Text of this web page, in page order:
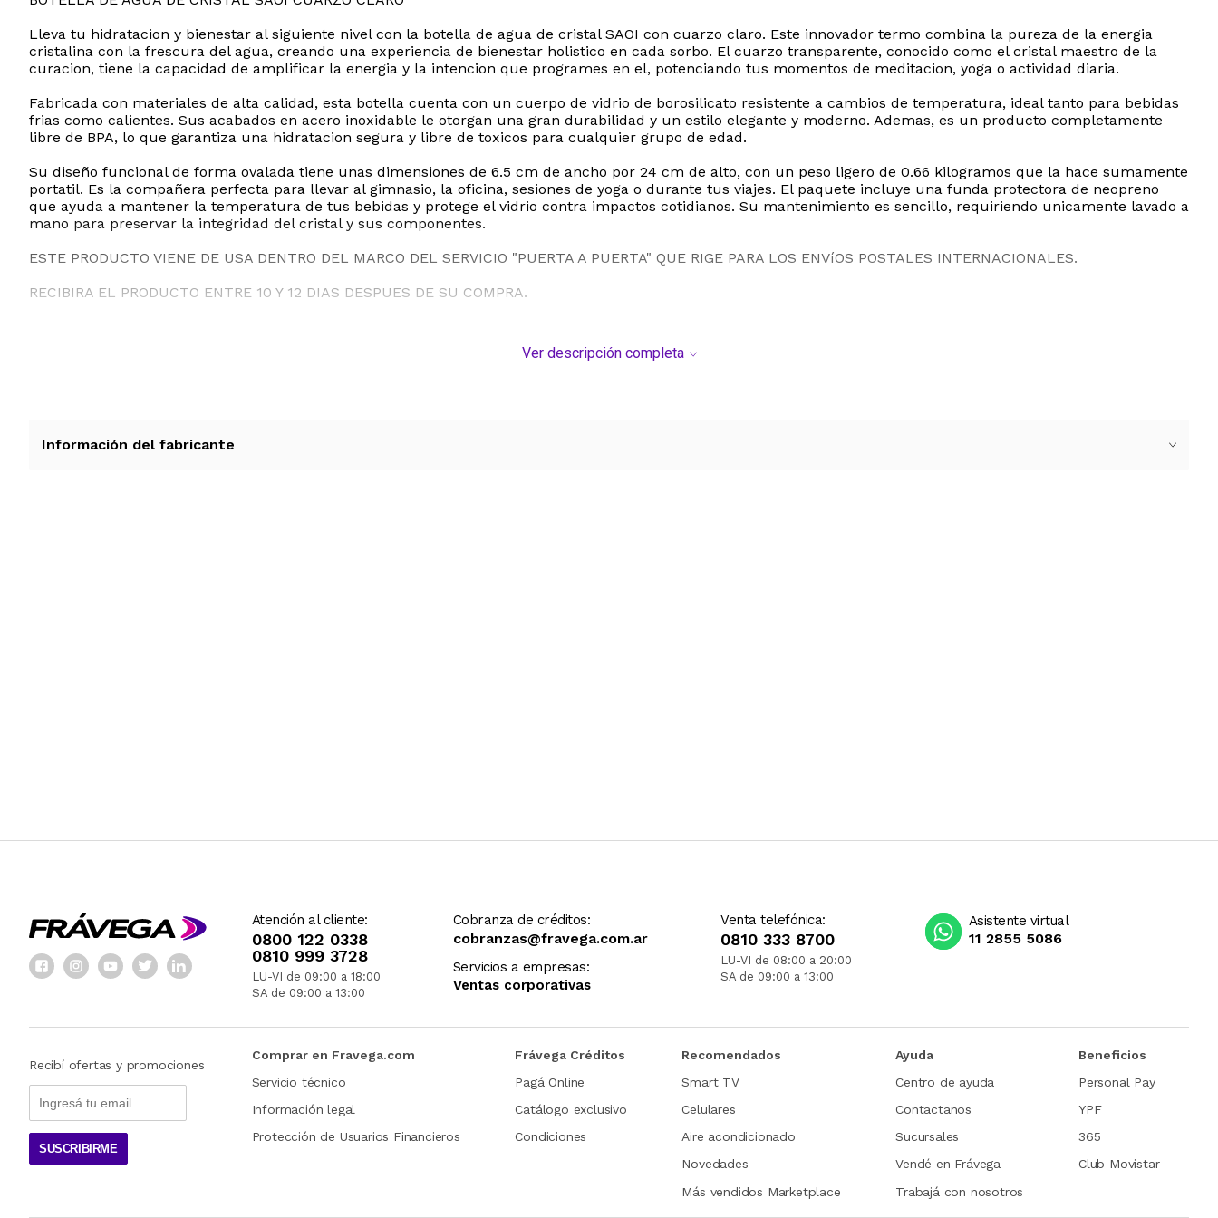
Lleva tu hidratacion y bienestar al siguiente nivel con la botella de agua de cristal SAOI con cuarzo claro. Este innovador termo combina la pureza de la energia
cristalina con la frescura del agua, creando una experiencia de bienestar holistico en cada sorbo. El cuarzo transparente, conocido como el cristal maestro de la
curacion, tiene la capacidad de amplificar la energia y la intencion que programes en el, potenciando tus momentos de meditacion, yoga o actividad diaria.
Fabricada con materiales de alta calidad, esta botella cuenta con un cuerpo de vidrio de borosilicato resistente a cambios de temperatura, ideal tanto para bebidas
frias como calientes. Sus acabados en acero inoxidable le otorgan una gran durabilidad y un estilo elegante y moderno. Ademas, es un producto completamente
libre de BPA, lo que garantiza una hidratacion segura y libre de toxicos para cualquier grupo de edad.
Su diseño funcional de forma ovalada tiene unas dimensiones de 6.5 cm de ancho por 24 cm de alto, con un peso ligero de 0.66 kilogramos que la hace sumamente
portatil. Es la compañera perfecta para llevar al gimnasio, la oficina, sesiones de yoga o durante tus viajes. El paquete incluye una funda protectora de neopreno
que ayuda a mantener la temperatura de tus bebidas y protege el vidrio contra impactos cotidianos. Su mantenimiento es sencillo, requiriendo unicamente lavado a
mano para preservar la integridad del cristal y sus componentes.
ESTE PRODUCTO VIENE DE USA DENTRO DEL MARCO DEL SERVICIO "PUERTA A PUERTA" QUE RIGE PARA LOS ENVíOS POSTALES INTERNACIONALES.
RECIBIRA EL PRODUCTO ENTRE 10 Y 12 DIAS DESPUES DE SU COMPRA.
Ver descripción completa
Información del fabricante
Atención al cliente:
0800 122 0338
0810 999 3728
LU-VI de 09:00 a 18:00
SA de 09:00 a 13:00
Cobranza de créditos:
cobranzas@fravega.com.ar
Servicios a empresas:
Ventas corporativas
Venta telefónica:
0810 333 8700
LU-VI de 08:00 a 20:00
SA de 09:00 a 13:00
Asistente virtual
11 2855 5086
Recibí ofertas y promociones
SUSCRIBIRME
Comprar en Fravega.com
Servicio técnico
Información legal
Protección de Usuarios Financieros
Frávega Créditos
Pagá Online
Catálogo exclusivo
Condiciones
Recomendados
Smart TV
Celulares
Aire acondicionado
Novedades
Más vendidos Marketplace
Ayuda
Centro de ayuda
Contactanos
Sucursales
Vendé en Frávega
Trabajá con nosotros
Beneficios
Personal Pay
YPF
365
Club Movistar